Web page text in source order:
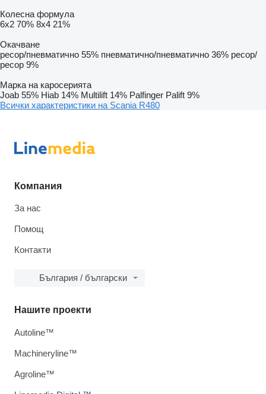
Колесна формула
6x2 70% 8x4 21%
Окачване
ресор/пневматично 55% пневматично/пневматично 36% ресор/
ресор 9%
Марка на каросерията
Joab 55% Hiab 14% Multilift 14% Palfinger Palift 9%
Всички характеристики на Scania R480
Компания
За нас
Помощ
Контакти
България / български
Нашите проекти
Autoline™
Machineryline™
Agroline™